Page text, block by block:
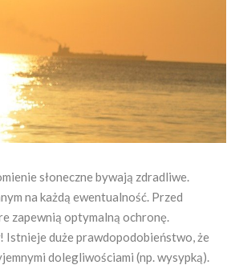
słoneczne bywają zdradliwe.
na każdą ewentualność. Przed
zapewnią optymalną ochronę.
Istnieje duże prawdopodobieństwo, że
dolegliwościami (np. wysypką).